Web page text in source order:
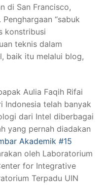
di San Francisco,
“sabuk
konstribusi
teknis dalam
baik itu melalui blog,
Aulia Faqih Rifai
Indonesia telah banyak
dari Intel diberbagai
yang pernah diadakan
Akademik #15
oleh Laboratorium
for Integrative
Terpadu UIN